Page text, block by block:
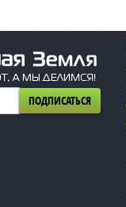
ПОДПИСАТЬСЯ